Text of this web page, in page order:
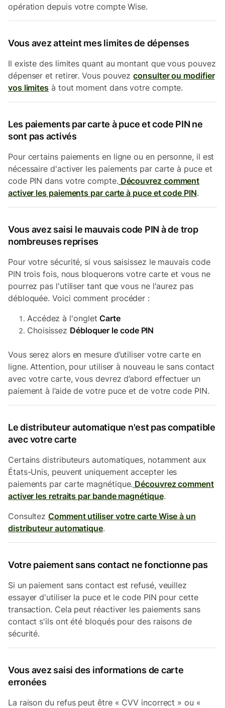
opération depuis votre compte Wise.
Vous avez atteint mes limites de dépenses
Il existe des limites quant au montant que vous pouvez
dépenser et retirer. Vous pouvezconsulter ou modifier
vos limites à tout moment dans votre compte.
Les paiements par carte à puce et code PIN ne
sont pas activés
Pour certains paiements en ligne ou en personne, il est
nécessaire d'activer les paiements par carte à puce et
code PIN dans votre compte. Découvrez comment
activer les paiements par carte à puce et code PIN.
Vous avez saisi le mauvais code PIN à de trop
nombreuses reprises
Pour votre sécurité, si vous saisissez le mauvais code
PIN trois fois, nous bloquerons votre carte et vous ne
pourrez pas l'utiliser tant que vous ne l'aurez pas
débloquée. Voici comment procéder :
Accédez à l'ongletCarte
Choisissez Débloquer le code PIN
Vous serez alors en mesure d’utiliser votre carte en
ligne. Attention, pour utiliser à nouveau le sans contact
avec votre carte, vous devrez d’abord effectuer un
paiement à l’aide de votre puce et de votre code PIN.
Le distributeur automatique n'est pas compatible
avec votre carte
Certains distributeurs automatiques, notamment aux
États-Unis, peuvent uniquement accepter les
paiements par carte magnétique. Découvrez comment
activer les retraits par bande magnétique.
ConsultezComment utiliser votre carte Wise à un
distributeur automatique.
Votre paiement sans contact ne fonctionne pas
Si un paiement sans contact est refusé, veuillez
essayer d'utiliser la puce et le code PIN pour cette
transaction. Cela peut réactiver les paiements sans
contact s'ils ont été bloqués pour des raisons de
sécurité.
Vous avez saisi des informations de carte
erronées
La raison du refus peut être « CVV incorrect » ou «